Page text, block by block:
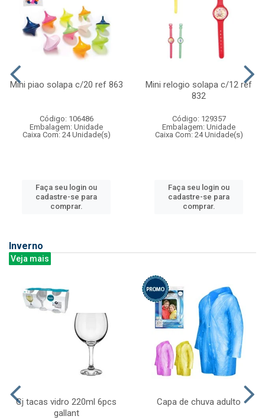
Mini piao solapa c/20 ref 863
Código: 106486
Embalagem: Unidade
Caixa Com: 24 Unidade(s)
Faça seu login ou
cadastre-se para
comprar.
Mini relogio solapa c/12 ref
832
Código: 129357
Embalagem: Unidade
Caixa Com: 24 Unidade(s)
Faça seu login ou
cadastre-se para
comprar.
Inverno
Veja mais
Cj tacas vidro 220ml 6pcs
gallant
Capa de chuva adulto